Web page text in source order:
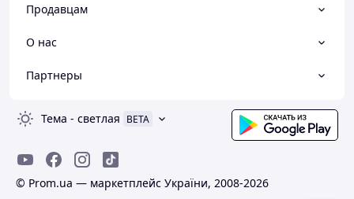
Продавцам
О нас
Партнеры
Тема - светлая BETA
© Prom.ua — маркетплейс України, 2008-2026